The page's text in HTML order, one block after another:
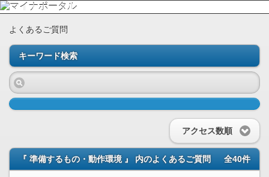
よくあるご質問
キーワード検索
アクセス数順
『 準備するもの・動作環境 』 内のよくあるご質問 全40件